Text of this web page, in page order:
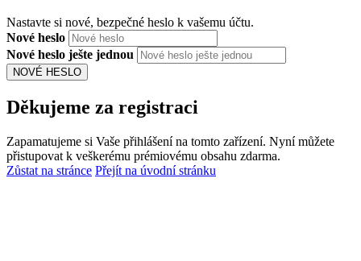
Nastavte si nové, bezpečné heslo k vašemu účtu.
Nové heslo
Nové heslo ješte jednou
NOVÉ HESLO
Děkujeme za registraci
Zapamatujeme si Vaše přihlášení na tomto zařízení. Nyní můžete
přistupovat k veškerému prémiovému obsahu zdarma.
Zůstat na stránce Přejít na úvodní stránku